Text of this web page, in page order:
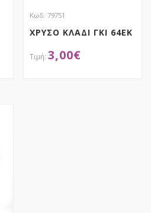
Κωδ. 79751
ΧΡΥΣΟ ΚΛΑΔΙ ΓΚΙ 64ΕΚ
3,00€